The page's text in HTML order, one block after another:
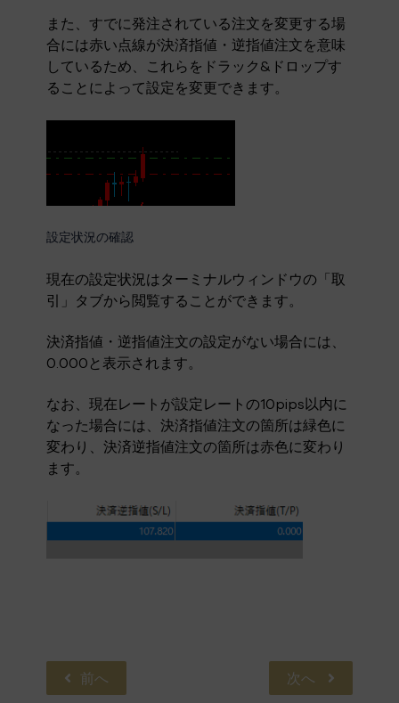
また、すでに発注されている注文を変更する場
合には赤い点線が決済指値・逆指値注文を意味
しているため、これらをドラック&ドロップす
ることによって設定を変更できます。
設定状況の確認
現在の設定状況はターミナルウィンドウの「取
引」タブから閲覧することができます。
決済指値・逆指値注文の設定がない場合には、
0.000と表示されます。
なお、現在レートが設定レートの10pips以内に
なった場合には、決済指値注文の箇所は緑色に
変わり、決済逆指値注文の箇所は赤色に変わり
ます。
前へ 次へ